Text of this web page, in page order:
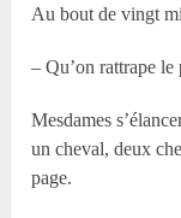
Au bout de vingt
– Qu’on rattrape
Mesdames
un cheval, deux
page.